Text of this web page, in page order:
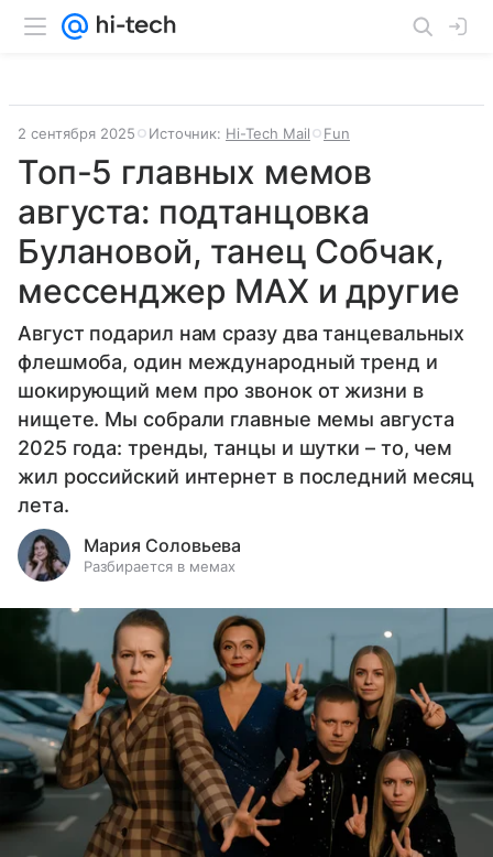
2 сентября 2025 Источник: Hi-Tech Mail Fun
Топ-5 главных мемов
августа: подтанцовка
Булановой, танец Собчак,
мессенджер MAX и другие
Август подарил нам сразу два танцевальных
флешмоба, один международный тренд и
шокирующий мем про звонок от жизни в
нищете. Мы собрали главные мемы августа
2025 года: тренды, танцы и шутки – то, чем
жил российский интернет в последний месяц
лета.
Мария Соловьева
Разбирается в мемах